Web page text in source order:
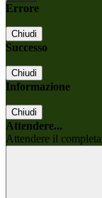
Errore
Chiudi
Successo
Chiudi
Informazione
Chiudi
Attendere...
Attendere il